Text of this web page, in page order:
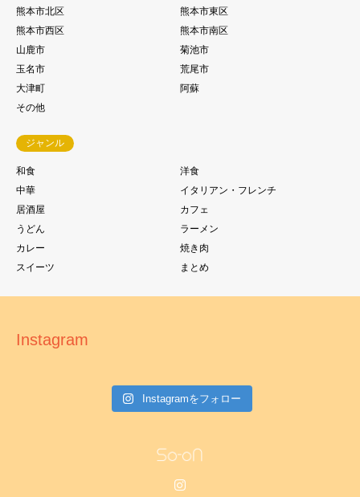
熊本市北区
熊本市東区
熊本市西区
熊本市南区
山鹿市
菊池市
玉名市
荒尾市
大津町
阿蘇
その他
ジャンル
和食
洋食
中華
イタリアン・フレンチ
居酒屋
カフェ
うどん
ラーメン
カレー
焼き肉
スイーツ
まとめ
Instagram
Instagramをフォロー